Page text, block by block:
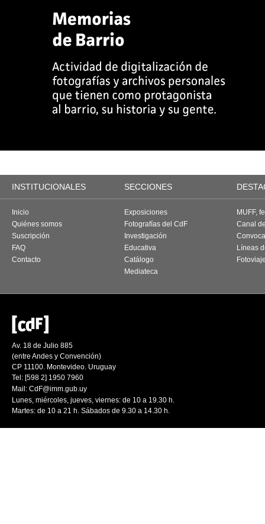
INSTITUCIONALES SECCIONES
Inicio
Quiénes somos
Suscripción
FAQ
Contacto
Exposiciones
Fotografías del CdF
Investigación
Educativa
Catálogo
Mediateca
MUFF,
Canal
Líneas
Av. 18 de Julio 885
(entre Andes y Convención)
CP 11100. Montevideo. Uruguay
Tel: [598 2] 1950 7960
Mail: CdF@imm.gub.uy
Lunes, miércoles, jueves, viernes: de 10 a 19.30 h.
Martes: de 10 a 21 h. Sábados de 9.30 a 14.30 h.